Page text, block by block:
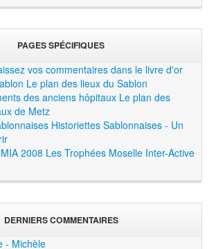
PAGES SPÉCIFIQUES
vos commentaires dans le livre d'or
Le plan des lieux du Sablon
des anciens hôpitaux Le plan des
de Metz
Historiettes Sablonnaises - Un
2008 Les Trophées Moselle Inter-Active
DERNIERS COMMENTAIRES
- Michèle